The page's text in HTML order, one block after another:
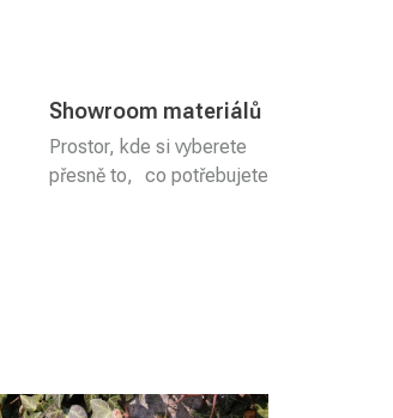
Showroom materiálů
Prostor, kde si vyberete
přesně to, co potřebujete